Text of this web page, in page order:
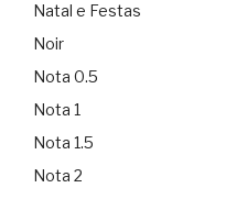
Natal e Festas
Noir
Nota 0.5
Nota 1
Nota 1.5
Nota 2